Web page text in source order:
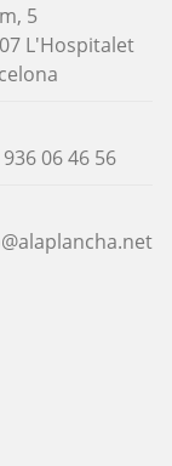
5
L'Hospitalet
06 46 56